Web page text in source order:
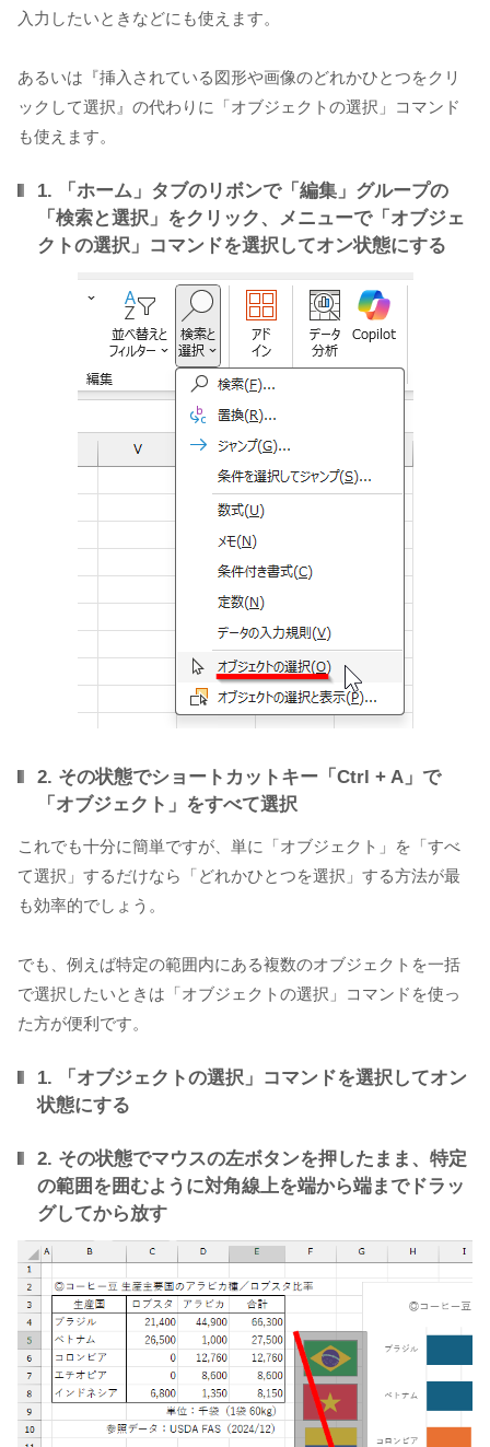
入力したいときなどにも使えます。
あるいは『挿入されている図形や画像のどれかひとつをクリ
ックして選択』の代わりに「オブジェクトの選択」コマンド
も使えます。
1. 「ホーム」タブのリボンで「編集」グループの
「検索と選択」をクリック、メニューで「オブジェ
クトの選択」コマンドを選択してオン状態にする
2. その状態でショートカットキー「Ctrl + A」で
「オブジェクト」をすべて選択
これでも十分に簡単ですが、単に「オブジェクト」を「すべ
て選択」するだけなら「どれかひとつを選択」する方法が最
も効率的でしょう。
でも、例えば特定の範囲内にある複数のオブジェクトを一括
で選択したいときは「オブジェクトの選択」コマンドを使っ
た方が便利です。
1. 「オブジェクトの選択」コマンドを選択してオン
状態にする
2. その状態でマウスの左ボタンを押したまま、特定
の範囲を囲むように対角線上を端から端までドラッ
グしてから放す